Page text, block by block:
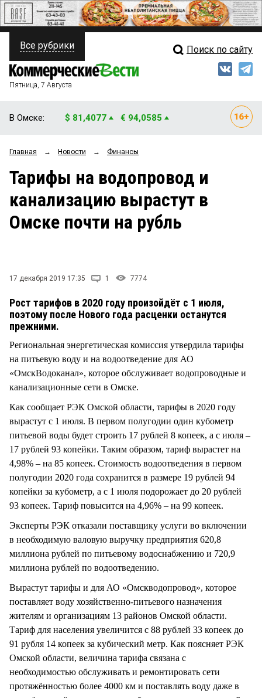
ПОЛИТИКА
ФИНАНСЫ
ОБЩЕСТВО
ЗАКОН
НОВОСТИ КОМПАНИЙ
Свежий выпуск
Рейтинги
Блоги
Архив
Все рубрики Поиск по сайту
Пятница, 7 Августа
В Омске: $ 81,4077 € 94,0585
Главная → Новости → Финансы
Тарифы на водопровод и
канализацию вырастут в
Омске почти на рубль
17 декабря 2019 17:35 1 7774
Рост тарифов в 2020 году произойдёт с 1 июля,
поэтому после Нового года расценки останутся
прежними.
Региональная энергетическая комиссия утвердила тарифы
на питьевую воду и на водоотведение для АО
«ОмскВодоканал», которое обслуживает водопроводные и
канализационные сети в Омске.
Как сообщает РЭК Омской области, тарифы в 2020 году
вырастут с 1 июля. В первом полугодии один кубометр
питьевой воды будет строить 17 рублей 8 копеек, а с июля –
17 рублей 93 копейки. Таким образом, тариф вырастет на
4,98% – на 85 копеек. Стоимость водоотведения в первом
полугодии 2020 года сохранится в размере 19 рублей 94
копейки за кубометр, а с 1 июля подорожает до 20 рублей
93 копеек. Тариф повысится на 4,96% – на 99 копеек.
Эксперты РЭК отказали поставщику услуги во включении
в необходимую валовую выручку предприятия 620,8
миллиона рублей по питьевому водоснабжению и 720,9
миллиона рублей по водоотведению.
Вырастут тарифы и для АО «Омскводопровод», которое
поставляет воду хозяйственно-питьевого назначения
жителям и организациям 13 районов Омской области.
Тариф для населения увеличится с 88 рублей 33 копеек до
91 рубля 14 копеек за кубический метр. Как поясняет РЭК
Омской области, величина тарифа связана с
необходимостью обслуживать и ремонтировать сети
протяжённостью более 4000 км и поставлять воду даже в